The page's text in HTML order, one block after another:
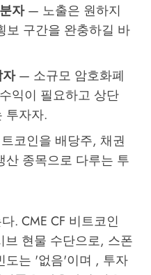
자— 노출은 원하지
보 구간을 완충하길 바
— 소규모 암호화폐
익이 필요하고 상단
투자자.
코인을 배당주, 채권
산 종목으로 다루는 투
. CME CF 비트코인
현물 수단으로, 스폰
도는 '없음'이며 , 투자